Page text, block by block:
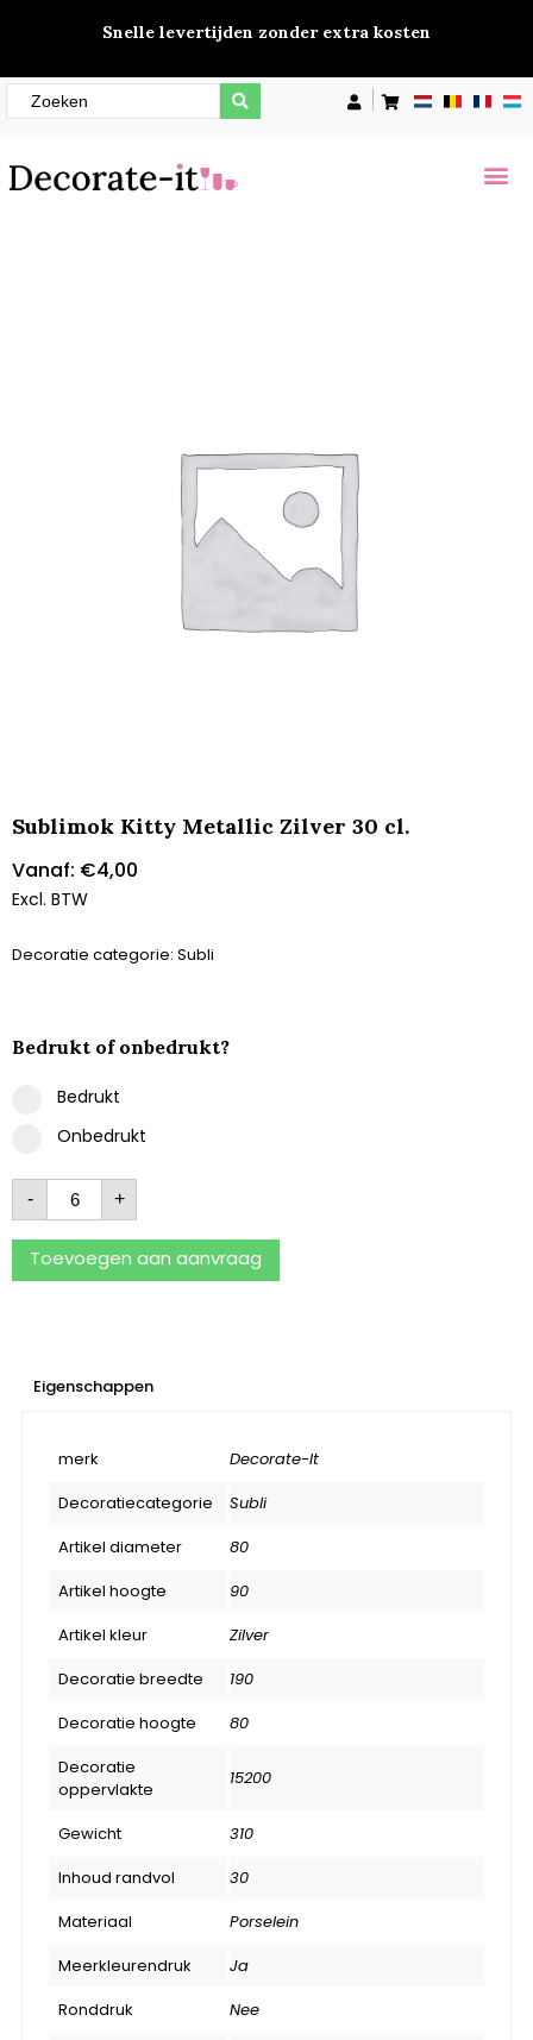
Snelle levertijden zonder extra kosten
Sublimok Kitty Metallic Zilver 30 cl.
Vanaf: €4,00
Excl. BTW
Decoratie categorie: Subli
Bedrukt of onbedrukt?
Bedrukt
Onbedrukt
- +
Toevoegen aan aanvraag
Eigenschappen
merk
Decorate-It
Decoratiecategorie
Subli
Artikel diameter
80
Artikel hoogte
90
Artikel kleur
Zilver
Decoratie breedte
190
Decoratie hoogte
80
Decoratie
oppervlakte
15200
Gewicht
310
Inhoud randvol
30
Materiaal
Porselein
Meerkleurendruk
Ja
Ronddruk
Nee